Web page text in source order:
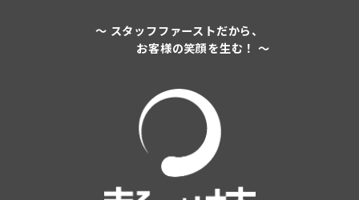
～ スタッフファーストだから、
お客様の笑顔を生む！ ～